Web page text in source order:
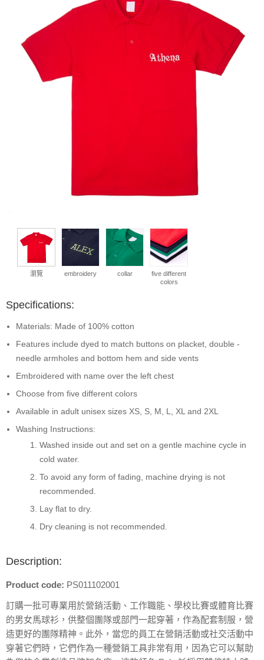
瀏覽 embroidery collar
five different
colors
Specifications:
Materials: Made of 100% cotton
Features include dyed to match buttons on placket, double -
needle armholes and bottom hem and side vents
Embroidered with name over the left chest
Choose from five different colors
Available in adult unisex sizes XS, S, M, L, XL and 2XL
Washing Instructions:
Washed inside out and set on a gentle machine cycle in
cold water.
To avoid any form of fading, machine drying is not
recommended.
Lay flat to dry.
Dry cleaning is not recommended.
Description:
Product code: PS011102001
訂購一批可專業用於營銷活動、工作職能、學校比賽或體育比賽
的男女馬球衫，供整個團隊或部門一起穿著，作為配套制服，營
造更好的團隊精神。此外，當您的員工在營銷活動或社交活動中
穿著它們時，它們作為一種營銷工具非常有用，因為它可以幫助